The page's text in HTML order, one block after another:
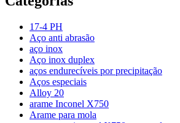
17-4 PH
Aço anti abrasão
aço inox
Aço inox duplex
aços endurecíveis por precipitação
Aços especiais
Alloy 20
arame Inconel X750
Arame para mola